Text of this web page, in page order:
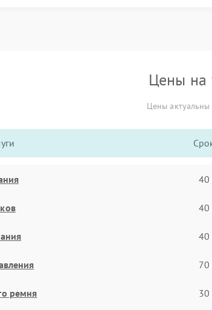
Цены на
Цены
40
40
40
70
ремня 30